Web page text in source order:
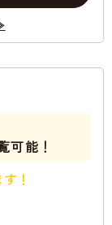
可能！
！